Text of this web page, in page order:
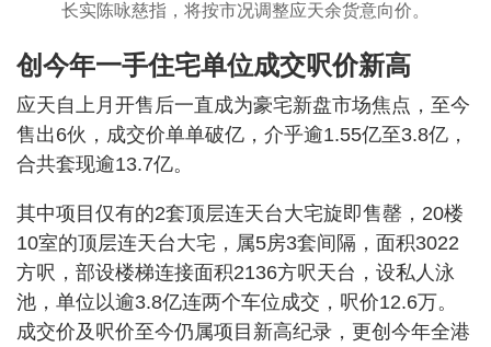
长实陈咏慈指，将按市况调整应天余货意向价。
创今年一手住宅单位成交呎价新高
应天自上月开售后一直成为豪宅新盘市场焦点，至今
售出6伙，成交价单单破亿，介乎逾1.55亿至3.8亿，
合共套现逾13.7亿。
其中项目仅有的2套顶层连天台大宅旋即售罄，20楼
10室的顶层连天台大宅，属5房3套间隔，面积3022
方呎，部设楼梯连接面积2136方呎天台，设私人泳
池，单位以逾3.8亿连两个车位成交，呎价12.6万。
成交价及呎价至今仍属项目新高纪录，更创今年全港